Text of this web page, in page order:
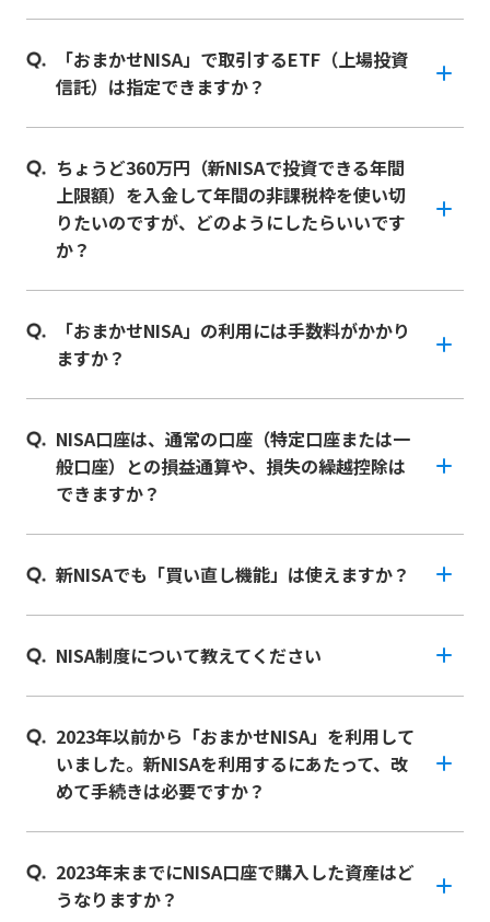
「おまかせNISA」で取引するETF（上場投資
信託）は指定できますか？
ちょうど360万円（新NISAで投資できる年間
上限額）を入金して年間の非課税枠を使い切
りたいのですが、どのようにしたらいいです
か？
「おまかせNISA」の利用には手数料がかかり
ますか？
NISA口座は、通常の口座（特定口座または一
般口座）との損益通算や、損失の繰越控除は
できますか？
新NISAでも「買い直し機能」は使えますか？
NISA制度について教えてください
2023年以前から「おまかせNISA」を利用して
いました。新NISAを利用するにあたって、改
めて手続きは必要ですか？
2023年末までにNISA口座で購入した資産はど
うなりますか？